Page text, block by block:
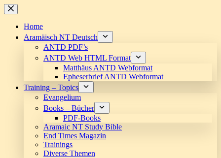
Skip
to
contentHome
Aramäisch NT Deutsch
ANTD PDF’s
ANTD Web HTML Format
Matthäus ANTD Webformat
Epheserbrief ANTD Webformat
Training – Topics
Evangelium
Books – Bücher
PDF-Books
Aramaic NT Study Bible
End Times Magazin
Trainings
Diverse Themen